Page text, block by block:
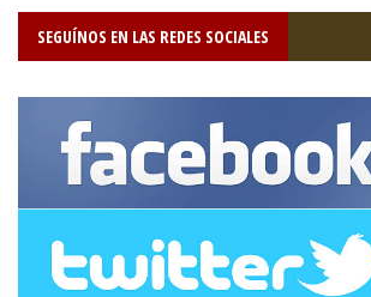
SEGUÍNOS EN LAS REDES SOCIALES